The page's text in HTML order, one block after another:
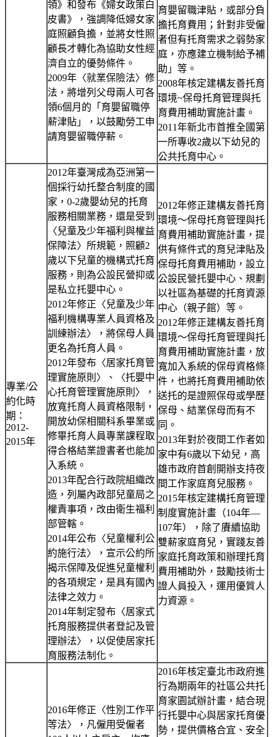
領》和發布《婦女政策白
皮書》，強調降低婦女家
庭照顧負擔，並將女性照
顧長才轉化為協助女性經
濟自立的優勢條件。
2009年〈就業保險法〉修
法，將增列父母兩人可各
領6個月的「育嬰留職停
薪津貼」，以鼓勵勞工申
請育嬰留職停薪。
育嬰留職津貼，或部分負
擔托育費用；針對非受僱
者但有托育需求之弱勢家
庭，亦應建立機制給予補
助」等。
2008年核定建構友善托育
環境~保母托育管理與托
育費用補助實施計畫。
2011年新北市首推全國第
一所專收2歲以下幼兒的
公共托育中心。
專業/公
約化時
期：
2012-
2015年
2012年臺灣成為亞洲第一
個採行幼托整合制度的國
家，0-2歲嬰幼兒的托育
服務相關業務，還是受到
〈兒童及少年福利與權益
保障法〉所規範，照顧2
歲以下兒童的機構式托育
服務，則為公設民營抑或
是私立托嬰中心。
2012年修正〈兒童及少年
福利機構專業人員資格及
訓練辦法〉，將保母人員
更名為托育人員。
2012年發布〈居家托育管
理實施原則〉、〈托嬰中
心托育管理實施原則〉，
放寬托育人員資格限制，
開放幼保相關科系畢業或
修畢托育人員專業課程取
得合格結業證書者也能加
入系統。
2013年配合行政院組織改
造，列屬內政部兒童局之
權責事項，改由衛生福利
部管轄。
2014年公布〈兒童權利公
約施行法〉，宣示公約所
揭示保障及促進兒童權利
的各項規定，是具有國內
法律之效力。
2014年制定發布〈居家式
托育服務提供者登記及管
理辦法〉，以促使居家托
育服務法制化。
2012年修正建構友善托育
環境～保母托育管理與托
育費用補助實施計畫，提
供有條件式的育兒津貼及
保母托育費用補助，設立
公設民營托嬰中心、規劃
以社區為基礎的托育資源
中心（親子館）等。
2012年修正建構友善托育
環境～保母托育管理與托
育費用補助實施計畫，放
寬加入系統的保母資格條
件，也將托育費用補助依
送托的是證照保母或學歷
保母、結業保母而有不
同。
2013年對於夜間工作者如
家中有6歲以下幼兒，高
雄市政府首創開辦支持夜
間工作家庭育兒服務。
2015年核定建構托育管理
制度實施計畫（104年—
107年），除了賡續協助
雙薪家庭育兒，實踐友善
家庭托育政策和辦理托育
費用補助外，鼓勵技術士
證人員投入，運用優質人
力資源。
2016年修正〈性別工作平
等法〉，凡僱用受僱者
2016年核定臺北市政府進
行為期兩年的社區公共托
育家園試辦計畫，結合現
行托嬰中心與居家托育優
勢，提供價格合宜、安全